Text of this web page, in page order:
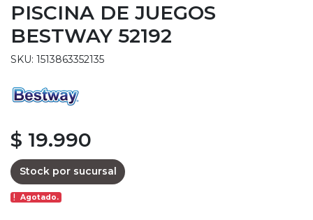
PISCINA DE JUEGOS
BESTWAY 52192
SKU: 1513863352135
$ 19.990
Stock por sucursal
Agotado.